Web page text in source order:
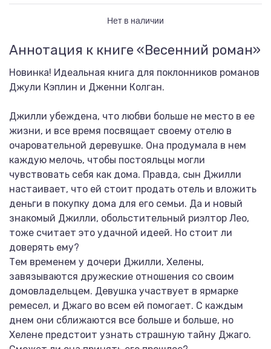
Нет в наличии
Аннотация к книге «Весенний роман»
Новинка! Идеальная книга для поклонников романов
Джули Кэплин и Дженни Колган.
Джилли убеждена, что любви больше не место в ее
жизни, и все время посвящает своему отелю в
очаровательной деревушке. Она продумала в нем
каждую мелочь, чтобы постояльцы могли
чувствовать себя как дома. Правда, сын Джилли
настаивает, что ей стоит продать отель и вложить
деньги в покупку дома для его семьи. Да и новый
знакомый Джилли, обольстительный риэлтор Лео,
тоже считает это удачной идеей. Но стоит ли
доверять ему?
Тем временем у дочери Джилли, Хелены,
завязываются дружеские отношения со своим
домовладельцем. Девушка участвует в ярмарке
ремесел, и Джаго во всем ей помогает. С каждым
днем они сближаются все больше и больше, но
Хелене предстоит узнать страшную тайну Джаго.